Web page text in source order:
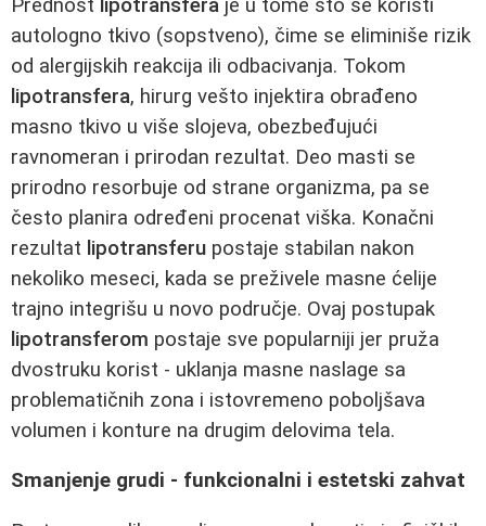
Prednost lipotransfera je u tome što se koristi
autologno tkivo (sopstveno), čime se eliminiše rizik
od alergijskih reakcija ili odbacivanja. Tokom
lipotransfera, hirurg vešto injektira obrađeno
masno tkivo u više slojeva, obezbeđujući
ravnomeran i prirodan rezultat. Deo masti se
prirodno resorbuje od strane organizma, pa se
često planira određeni procenat viška. Konačni
rezultat lipotransferu postaje stabilan nakon
nekoliko meseci, kada se preživele masne ćelije
trajno integrišu u novo područje. Ovaj postupak
lipotransferom postaje sve popularniji jer pruža
dvostruku korist - uklanja masne naslage sa
problematičnih zona i istovremeno poboljšava
volumen i konture na drugim delovima tela.
Smanjenje grudi - funkcionalni i estetski zahvat